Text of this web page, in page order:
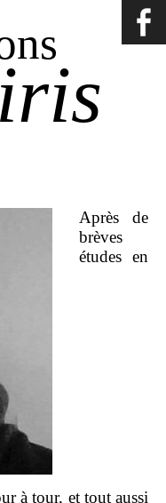
Après de
brèves
études en
à tour, et tout aussi